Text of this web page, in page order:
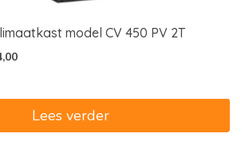
model CV 450 PV 2T
Huidige
Lees verder